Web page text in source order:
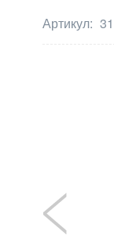
Артикул: